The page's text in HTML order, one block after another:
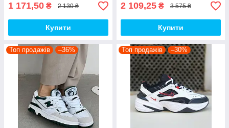
1 171,50 ₴ 2 130 ₴
Купити
2 109,25 ₴ 3 575 ₴
Купити
Топ продажів –36% Топ продажів –30%